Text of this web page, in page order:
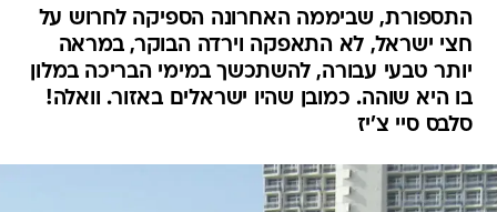
התספורת, שביממה האחרונה הספיקה לחרוש על
חצי ישראל, לא התאפקה וירדה הבוקר, במראה
יותר טבעי עבורה, להשתכשך במימי הבריכה במלון
בו היא שוהה. כמובן שהיו ישראלים באזור. וואלה!
סלבס סיי צ'יז